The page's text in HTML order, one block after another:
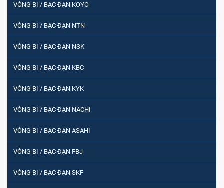
VÒNG BI / BẠC ĐẠN KOYO
VÒNG BI / BẠC ĐẠN NTN
VÒNG BI / BẠC ĐẠN NSK
VÒNG BI / BẠC ĐẠN KBC
VÒNG BI / BẠC ĐẠN KYK
VÒNG BI / BẠC ĐẠN NACHI
VÒNG BI / BẠC ĐẠN ASAHI
VÒNG BI / BẠC ĐẠN FBJ
VÒNG BI / BẠC ĐẠN SKF